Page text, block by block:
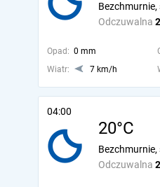
Odczuwalna
Bezchmurnie,
Opad: 0 mm
Wiatr:
7 km/h
04:00
20°C
Odczuwalna
Bezchmurnie,